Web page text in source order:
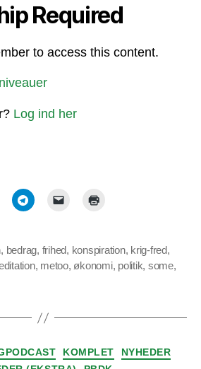
Required
to access this content.
Log ind her
, bedrag, frihed, konspiration, krig-fred,
, metoo, økonomi, politik, some,
Kategorier
KOMPLET
NYHEDER